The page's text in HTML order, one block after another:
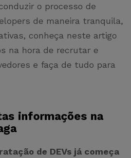
o processo de
de maneira tranquila,
conheça neste artigo
na hora de recrutar e
e faça de tudo para
informações na
de DEVs já começa